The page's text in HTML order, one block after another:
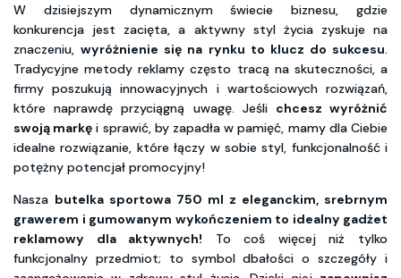
W dzisiejszym dynamicznym świecie biznesu, gdzie
konkurencja jest zacięta, a aktywny styl życia zyskuje na
znaczeniu,wyróżnienie się na rynku to klucz do sukcesu
Tradycyjne metody reklamy często tracą na skuteczności, a
firmy poszukują innowacyjnych i wartościowych rozwiązań,
które naprawdę przyciągną uwagę. Jeśli chcesz wyróżnić
swoją markę i sprawić, by zapadła w pamięć, mamy dla Ciebie
idealne rozwiązanie, które łączy w sobie styl, funkcjonalność i
potężny potencjał promocyjny!
Nasza butelka sportowa 750 ml z eleganckim, srebrnym
grawerem i gumowanym wykończeniem to idealny gadżet
reklamowy dla aktywnych! To coś więcej niż tylko
funkcjonalny przedmiot; to symbol dbałości o szczegóły i